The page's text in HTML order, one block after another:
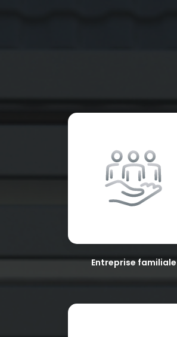
Entreprise familiale